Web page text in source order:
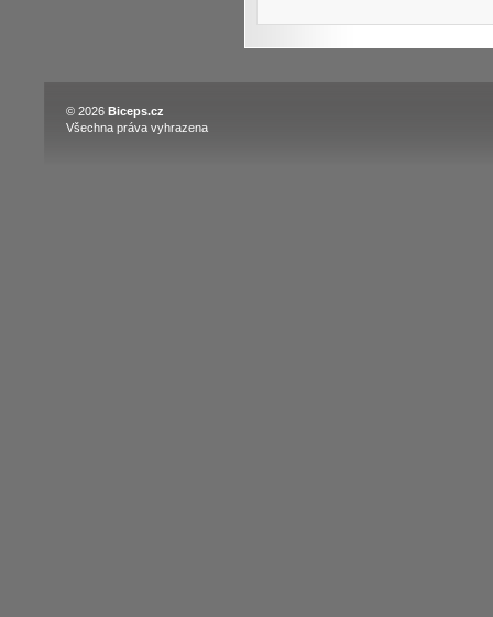
© 2026 Biceps.cz
Všechna práva vyhrazena